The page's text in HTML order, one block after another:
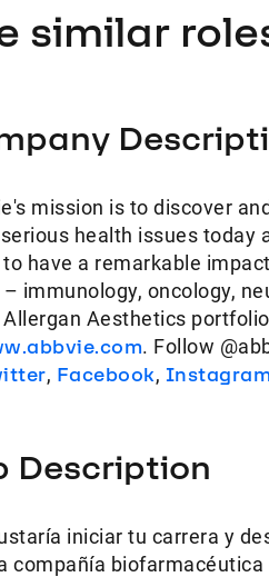
similar
mission is to discover
health issues today
have a remarkable
– immunology, oncology,
Allergan Aesthetics
. Follow
, Facebook, Instagram
Description
iniciar tu carrera y
compañía